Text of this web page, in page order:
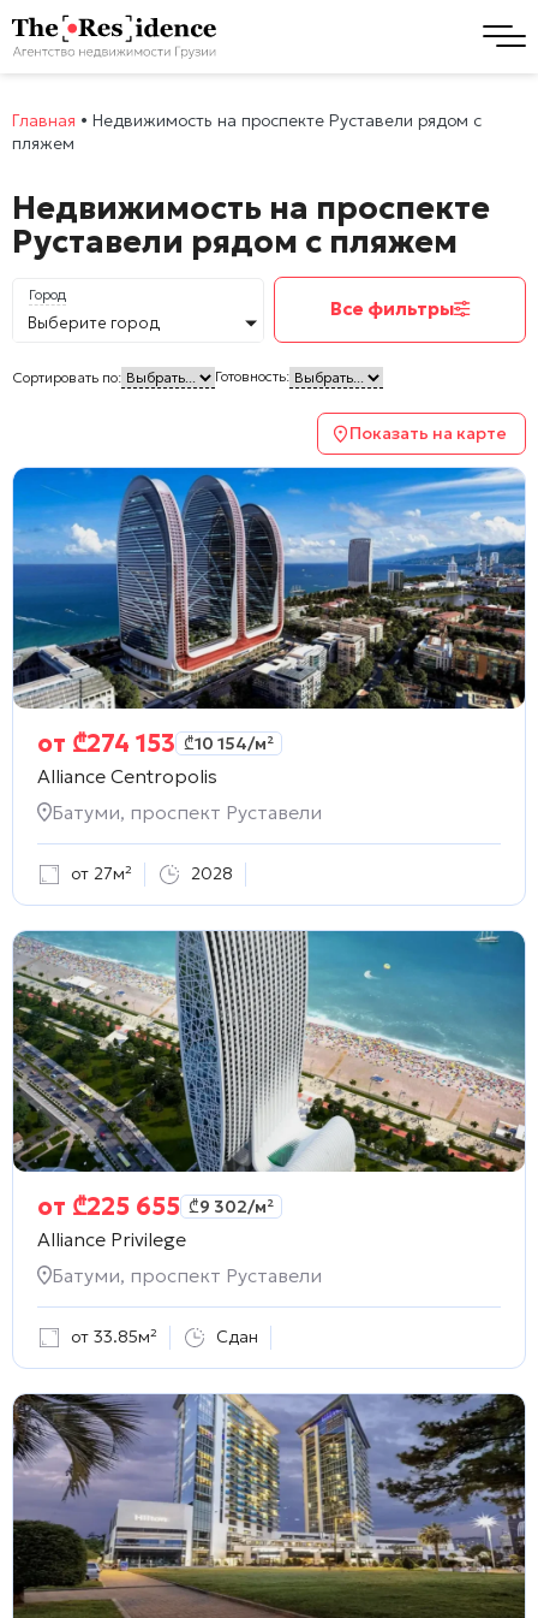
Главная • Недвижимость на проспекте Руставели рядом с
пляжем
Недвижимость на проспекте
Руставели рядом с пляжем
Город
Выберите город
Все фильтры
Сортировать по: Готовность:
Показать на карте
от ₾274 153 ₾10 154/м²
Alliance Centropolis
Батуми, проспект Руставели
от 27м² 2028
от ₾225 655 ₾9 302/м²
Alliance Privilege
Батуми, проспект Руставели
от 33.85м² Сдан